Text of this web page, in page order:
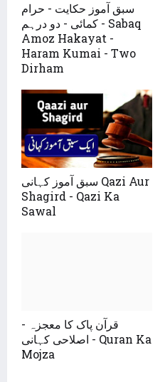
سبق آموز حکایت - حرام
کمائی - دو درہم - Sabaq
Amoz Hakayat -
Haram Kumai - Two
Dirham
سبق آموز کہانی Qazi Aur
Shagird - Qazi Ka
Sawal
قرآن پاک کا معجزہ -
اصلاحی کہانی - Quran Ka
Mojza